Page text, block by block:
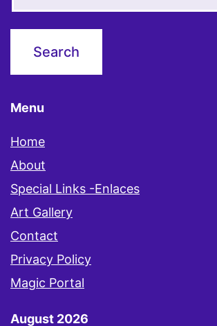
Menu
Home
About
Special Links -Enlaces
Art Gallery
Contact
Privacy Policy
Magic Portal
August 2026